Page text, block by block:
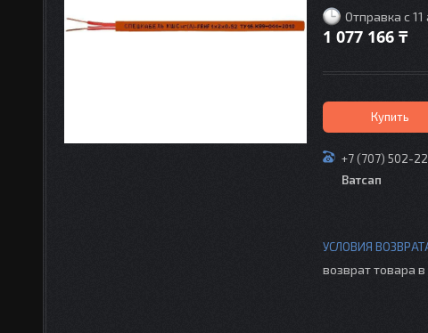
Отправка с 11
1 077 166 ₸
Купить
+7 (707) 502-
Ватсап
возврат товара